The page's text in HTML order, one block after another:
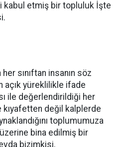
kabul etmiş bir topluluk İşte
sınıftan insanın söz
açık yüreklilikle ifade
ile değerlendirildiği her
kıyafetten değil kalplerde
toplumumuza
bina edilmiş bir
bizimkisi.